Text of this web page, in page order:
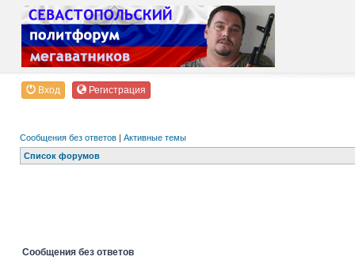
Вход Регистрация
Сообщения без ответов | Активные темы
Список форумов
Сообщения без ответов